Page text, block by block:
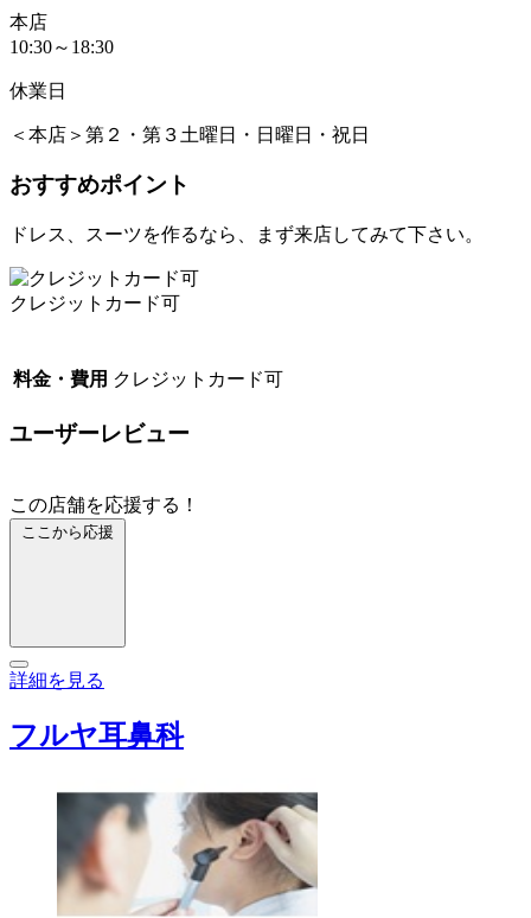
本店
10:30～18:30
休業日
＜本店＞第２・第３土曜日・日曜日・祝日
おすすめポイント
ドレス、スーツを作るなら、まず来店してみて下さい。
クレジットカード可
料金・費用 クレジットカード可
ユーザーレビュー
この店舗を応援する！
ここから応援
詳細を見る
フルヤ耳鼻科